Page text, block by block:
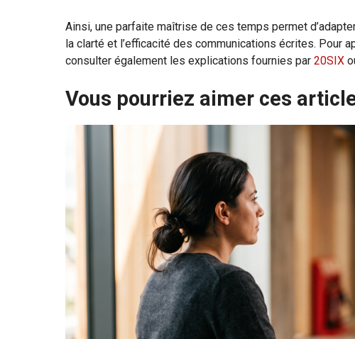
Ainsi, une parfaite maîtrise de ces temps permet
la clarté et l’efficacité des communications écrites. Pour
consulter également les explications fournies par 20SIX
Vous pourriez aimer ces